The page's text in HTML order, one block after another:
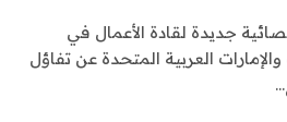
جديدة لقادة الأعمال في
العربية المتحدة عن تفاؤل